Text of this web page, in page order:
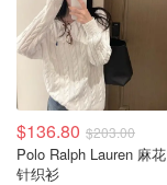
$136.80 $203.00
Polo Ralph Lauren 麻花
针织衫